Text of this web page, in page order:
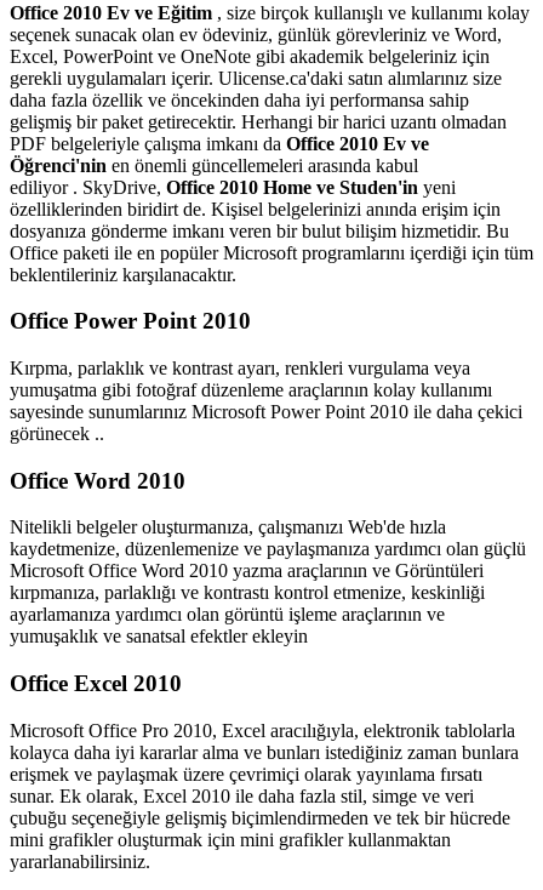
Office 2010 Ev ve Eğitim , size birçok kullanışlı ve kullanımı kolay
seçenek sunacak olan ev ödeviniz, günlük görevleriniz ve Word,
Excel, PowerPoint ve OneNote gibi akademik belgeleriniz için
gerekli uygulamaları içerir. Ulicense.ca'daki satın alımlarınız size
daha fazla özellik ve öncekinden daha iyi performansa sahip
gelişmiş bir paket getirecektir. Herhangi bir harici uzantı olmadan
PDF belgeleriyle çalışma imkanı da Office 2010 Ev ve
Öğrenci'nin en önemli güncellemeleri arasında kabul
ediliyor . SkyDrive, Office 2010 Home ve Studen'in yeni
özelliklerinden biridirt de. Kişisel belgelerinizi anında erişim için
dosyanıza gönderme imkanı veren bir bulut bilişim hizmetidir. Bu
Office paketi ile en popüler Microsoft programlarını içerdiği için tüm
beklentileriniz karşılanacaktır.
Office Power Point 2010
Kırpma, parlaklık ve kontrast ayarı, renkleri vurgulama veya
yumuşatma gibi fotoğraf düzenleme araçlarının kolay kullanımı
sayesinde sunumlarınız Microsoft Power Point 2010 ile daha çekici
görünecek ..
Office Word 2010
Nitelikli belgeler oluşturmanıza, çalışmanızı Web'de hızla
kaydetmenize, düzenlemenize ve paylaşmanıza yardımcı olan güçlü
Microsoft Office Word 2010 yazma araçlarının ve Görüntüleri
kırpmanıza, parlaklığı ve kontrastı kontrol etmenize, keskinliği
ayarlamanıza yardımcı olan görüntü işleme araçlarının ve
yumuşaklık ve sanatsal efektler ekleyin
Office Excel 2010
Microsoft Office Pro 2010, Excel aracılığıyla, elektronik tablolarla
kolayca daha iyi kararlar alma ve bunları istediğiniz zaman bunlara
erişmek ve paylaşmak üzere çevrimiçi olarak yayınlama fırsatı
sunar. Ek olarak, Excel 2010 ile daha fazla stil, simge ve veri
çubuğu seçeneğiyle gelişmiş biçimlendirmeden ve tek bir hücrede
mini grafikler oluşturmak için mini grafikler kullanmaktan
yararlanabilirsiniz.